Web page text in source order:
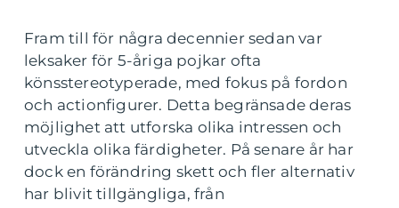
Fram till för några decennier sedan var
leksaker för 5-åriga pojkar ofta
könsstereotyperade, med fokus på fordon
och actionfigurer. Detta begränsade deras
möjlighet att utforska olika intressen och
utveckla olika färdigheter. På senare år har
dock en förändring skett och fler alternativ
har blivit tillgängliga, från